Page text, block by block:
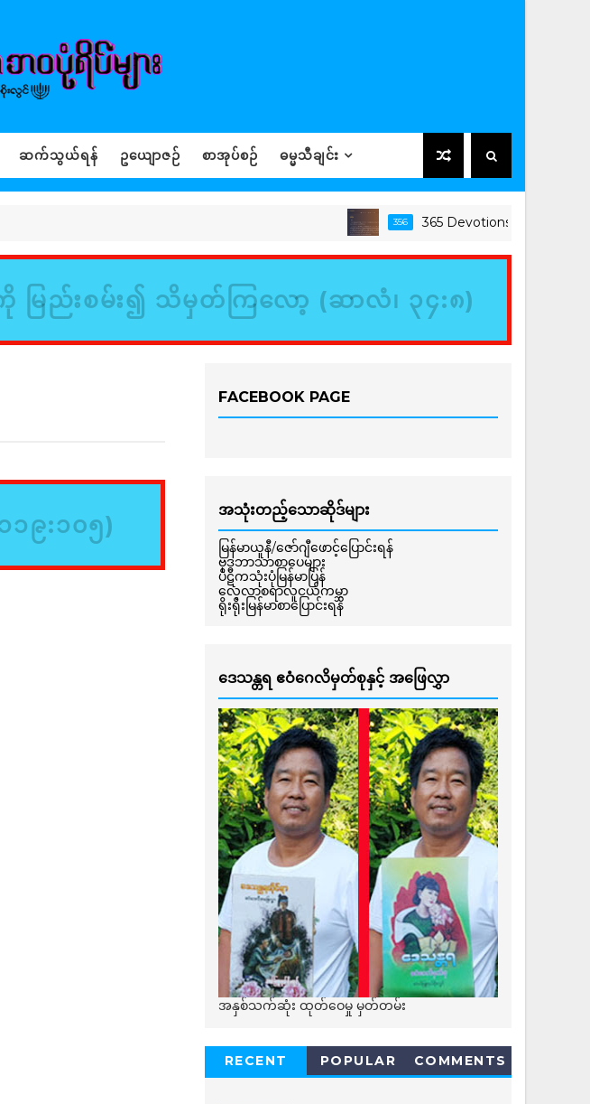
ဆက်သွယ်ရန် ဥယျောဇဉ် စာအုပ်စဉ် ဓမ္မသီချင်း
356 365 Devotions
မြည်းစမ်း၍ သိမှတ်ကြလော့ (ဆာလံ၊ ၃၄:၈)
၉:၁၀၅)
FACEBOOK PAGE
အသုံးတည့်သောဆိုဒ်များ
မြန်မာယူနီ/ဇော်ဂျီဖောင့်ပြောင်းရန်
ဗုဒ္ဓဘာသာစာပေများ
ပိဋကသုံးပုံမြန်မာပြန်
လေ့လာစရာလူငယ်ကမ္ဘာ
ရိုးရိုးမြန်မာစာပြောင်းရန်
ဒေသန္တရ ဧဝံဂေလိမှတ်စုနှင့် အဖြေလွှာ
အနှစ်သက်ဆုံး ထုတ်ဝေမှု မှတ်တမ်း
RECENT POPULAR COMMENTS